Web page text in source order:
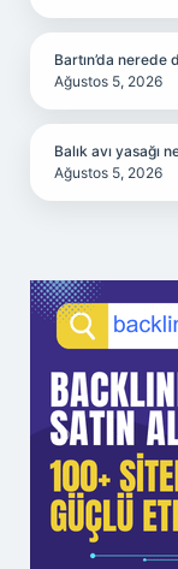
Bartın’da nerede
Ağustos 5, 2026
Balık avı yasağı
Ağustos 5, 2026